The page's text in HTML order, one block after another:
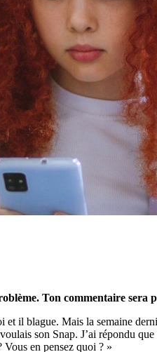
Ton commentaire
il blague. Mais la semaine
son Snap. J’ai répondu
en pensez quoi ? »